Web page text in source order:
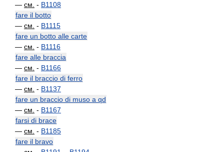
— см. - B1108
fare il botto
— см. - B1115
fare un botto alle carte
— см. - B1116
fare alle braccia
— см. - B1166
fare il braccio di ferro
— см. - B1137
fare un braccio di muso a qd
— см. - B1167
farsi di brace
— см. - B1185
fare il bravo